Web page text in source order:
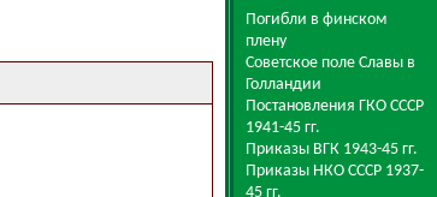
Погибли в финском
плену
Советское поле Славы в
Голландии
Постановления ГКО СССР
1941-45 гг.
Приказы ВГК 1943-45 гг.
Приказы НКО СССР 1937-
45 гг.